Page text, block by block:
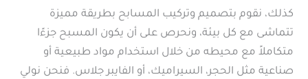
كذلك، نقوم بتصميم وتركيب المسابح بطريقة مميزة
تتماشى مع كل بيئة، ونحرص على أن يكون المسبح جزءًا
متكاملاً مع محيطه من خلال استخدام مواد طبيعية أو
صناعية مثل الحجر، السيراميك، أو الفايبر جلاس. فنحن نولي